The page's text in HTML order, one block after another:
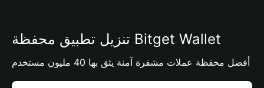
تنزيل تطبيق محفظة Bitget Wallet
أفضل محفظة عملات مشفرة آمنة يثق بها 40 مليون مستخدم